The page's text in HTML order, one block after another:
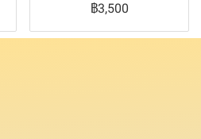
฿3,500